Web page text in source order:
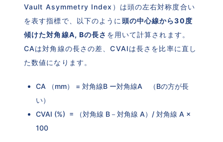
Vault Asymmetry Index）は頭の左右対称度合い
を表す指標で、以下のように 頭の中心線から30度
傾けた対角線A, Bの長さ を用いて計算されます。
CAは対角線の長さの差、CVAIは長さを比率に直し
た数値になります。
CA （mm） = 対角線B ー対角線A　（Bの方が長
い）
CVAI (%)  = （対角線 B－対角線 A）/ 対角線 A ×
100